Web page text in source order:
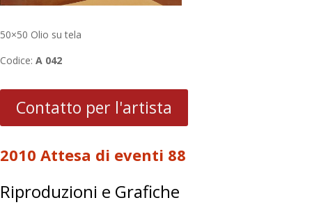
50×50 Olio su tela
Codice: A 042
Contatto per l'artista
2010 Attesa di eventi 88
Riproduzioni e Grafiche